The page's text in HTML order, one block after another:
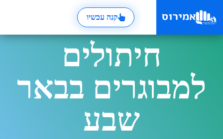
קנה עכשיו
חיתולים
למבוגרים בבאר
שבע